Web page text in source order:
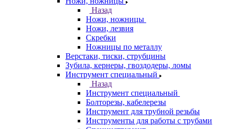
Назад
Ножи, ножницы
Ножи, лезвия
Скребки
Ножницы по металлу
Верстаки, тиски, струбцины
Зубила, кернеры, гвоздодеры, ломы
Инструмент специальный
Назад
Инструмент специальный
Болторезы, кабелерезы
Инструмент для трубной резьбы
Инструменты для работы с трубами